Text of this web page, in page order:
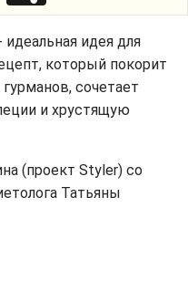
идея для
который покорит
сочетает
и хрустящую
(проект Styler) со
Татьяны